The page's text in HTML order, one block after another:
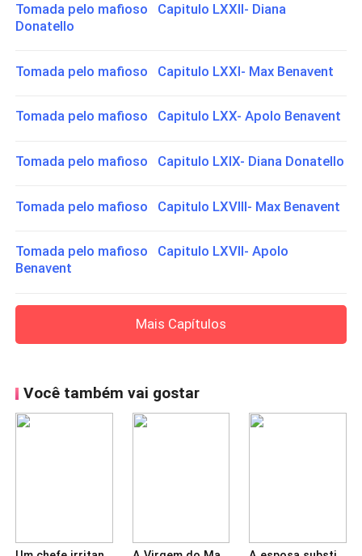
Tomada pelo mafioso Capitulo LXXII- Diana
Donatello
Tomada pelo mafioso Capitulo LXXI- Max Benavent
Tomada pelo mafioso Capitulo LXX- Apolo Benavent
Tomada pelo mafioso Capitulo LXIX- Diana Donatello
Tomada pelo mafioso Capitulo LXVIII- Max Benavent
Tomada pelo mafioso Capitulo LXVII- Apolo
Benavent
Mais Capítulos
Você também vai gostar